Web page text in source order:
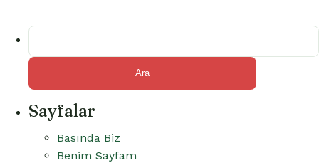
Arama:
Sayfalar
Basında Biz
Benim Sayfam